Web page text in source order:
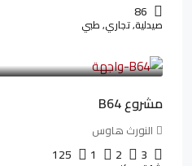
86
صيدلية, تجاري, طبي
مشروع B64
النورث هاوس
3
2
1
125